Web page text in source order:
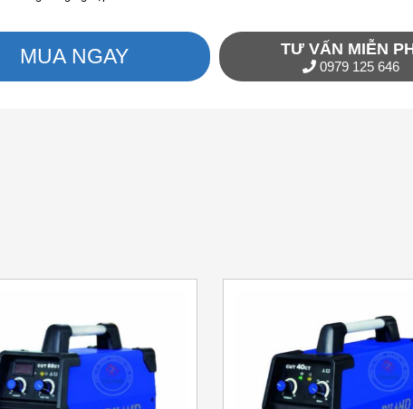
MUA NGAY TƯ VẤN MIỄN
0979 125 646